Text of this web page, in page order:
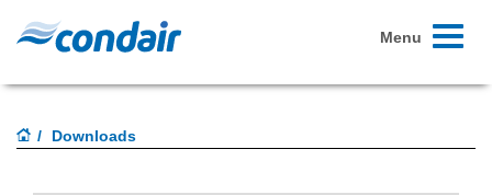
Toggle
Menu
Downloads